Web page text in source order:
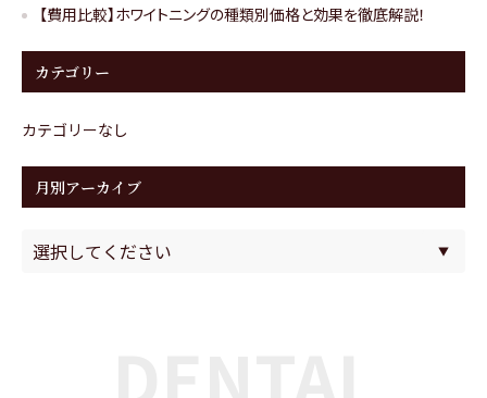
【費用比較】ホワイトニングの種類別価格と効果を徹底解説！
カテゴリー
カテゴリーなし
月別アーカイブ